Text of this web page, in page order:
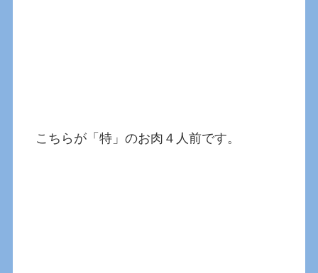
こちらが「特」のお肉４人前です。